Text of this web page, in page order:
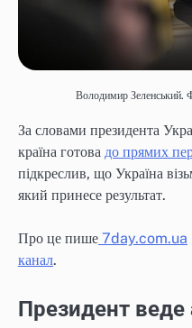
Володимир Зеленський.
За словами президента
країна готова до прямих
підкреслив, що Україна
який принесе результат.
Про це пише 7day.com.ua
канал.
Президент веде